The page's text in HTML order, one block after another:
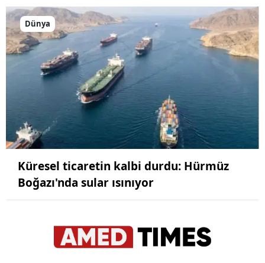
Dünya
Küresel ticaretin kalbi durdu: Hürmüz
Boğazı'nda sular ısınıyor